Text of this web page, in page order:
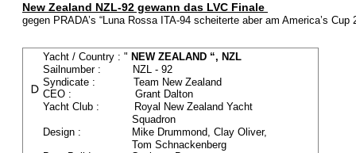
New Zealand NZL-92 gewann das LVC Finale
gegen PRADA’s “Luna Rossa ITA-94 scheiterte aber am America’s
Yacht / Country : " NEW ZEALAND “, NZL
Sailnumber :          NZL - 92
Syndicate :            Team New Zealand
CEO :                    Grant Dalton
Yacht Club :           Royal New Zealand Yacht
Squadron
Design :                Mike Drummond, Clay Oliver,
Tom Schnackenberg